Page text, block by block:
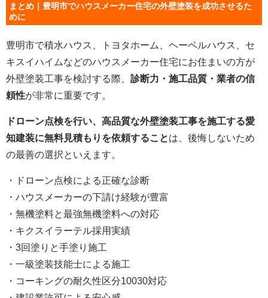
まとめ｜豊明市でハウスメーカー住宅の外壁塗装を成功させるた
めに
豊明市で積水ハウス、トヨタホーム、ヘーベルハウス、セ
キスイハイムなどのハウスメーカー住宅にお住まいの方が
外壁塗装工事を検討する際、 診断力・施工品質・業者の信
頼性が非常に重要です。
ドローン点検を行い、高品質な外壁塗装工事を施工する愛
知建装に無料見積もりを依頼することは、後悔しないため
の最善の選択といえます。
・ドローン点検による正確な診断
・ハウスメーカーの下請け経験が豊富
・無機塗料と最強無機塗料への対応
・キクスイラーテル採用実績
・3回塗りと手塗り施工
・一級塗装技能士による施工
・コーキングの耐久性区分10030対応